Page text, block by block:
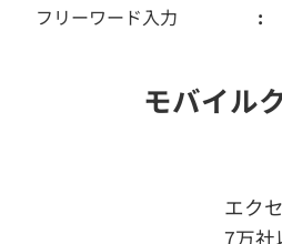
フリーワード入力
モバイル
エク
7万社